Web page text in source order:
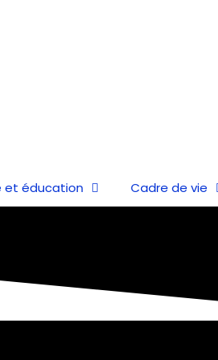
et éducation Cadre de vie